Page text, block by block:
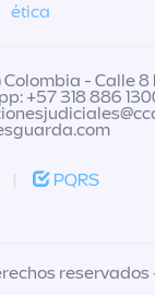
ética
- Calle 8
+57 318 886
| PQRS
reservados